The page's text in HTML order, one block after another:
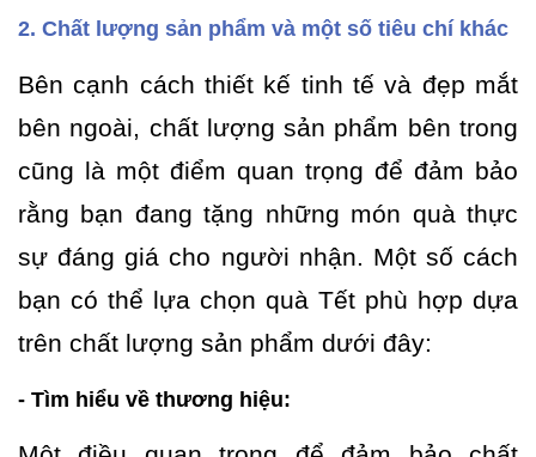
2. Chất lượng sản phẩm và một số tiêu chí khác
Bên cạnh cách thiết kế tinh tế và đẹp mắt
bên ngoài, chất lượng sản phẩm bên trong
cũng là một điểm quan trọng để đảm bảo
rằng bạn đang tặng những món quà thực
sự đáng giá cho người nhận. Một số cách
bạn có thể lựa chọn quà Tết phù hợp dựa
trên chất lượng sản phẩm dưới đây:
- Tìm hiểu về thương hiệu: